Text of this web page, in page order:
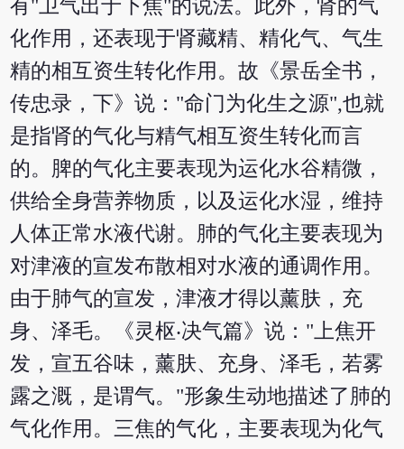
有"卫气出于下焦"的说法。此外，肾的气
化作用，还表现于肾藏精、精化气、气生
精的相互资生转化作用。故《景岳全书，
传忠录，下》说："命门为化生之源",也就
是指肾的气化与精气相互资生转化而言
的。脾的气化主要表现为运化水谷精微，
供给全身营养物质，以及运化水湿，维持
人体正常水液代谢。肺的气化主要表现为
对津液的宣发布散相对水液的通调作用。
由于肺气的宣发，津液才得以薰肤，充
身、泽毛。《灵枢‧决气篇》说："上焦开
发，宣五谷味，薰肤、充身、泽毛，若雾
露之溉，是谓气。"形象生动地描述了肺的
气化作用。三焦的气化，主要表现为化气